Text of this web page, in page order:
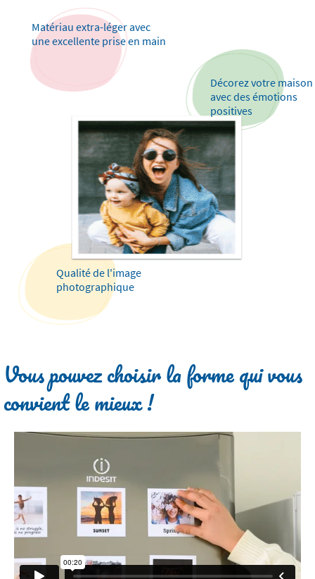
Décorez votre maison
avec des émotions
positives
Matériau extra-léger avec
une excellente prise en main
Qualité de l'image
photographique
Vous pouvez choisir la forme qui vous
convient le mieux !